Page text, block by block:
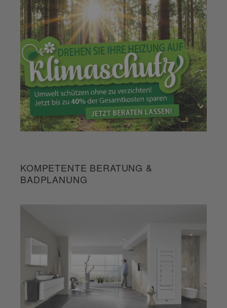
KOMPETENTE BERATUNG &
BADPLANUNG